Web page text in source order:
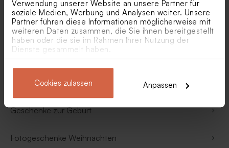
Verwendung unserer Website an unsere Partner für
soziale Medien, Werbung und Analysen weiter. Unsere
Partner führen diese Informationen möglicherweise mit
weiteren Daten zusammen, die Sie ihnen bereitgestellt
haben oder die sie im Rahmen Ihrer Nutzung der
Dienste gesammelt haben.
Cookies zulassen Anpassen
Personalisierte Kommunionsgschenke
Vatertagsgeschenke
Geschenke zur Geburt
Fotogeschenke Weihnachten